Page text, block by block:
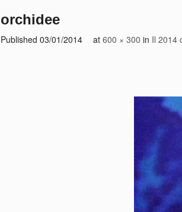
orchidee
Published 03/01/2014 at 600 × 300 in Il 2014